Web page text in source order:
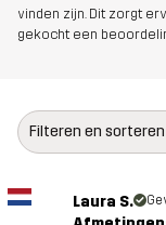
vinden zijn. Dit zorgt
gekocht een
Filteren en sorteren
Laura S.